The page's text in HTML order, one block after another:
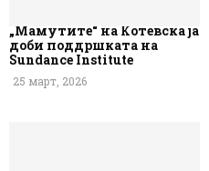
„Мамутите“ на Котевска ја
доби поддршката на
Sundance Institute
25 март, 2026